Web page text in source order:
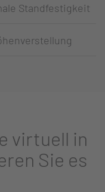
Standfestigkeit
virtuell in
Sie es